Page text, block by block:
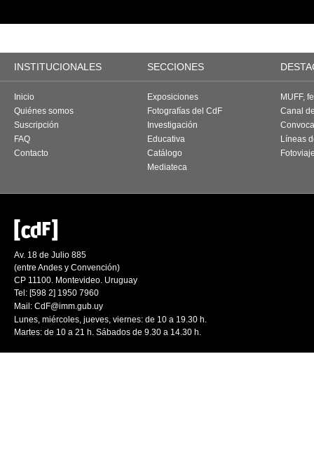
INSTITUCIONALES SECCIONES
Inicio
Quiénes somos
Suscripción
FAQ
Contacto
Exposiciones
Fotografías del CdF
Investigación
Educativa
Catálogo
Mediateca
MUFF,
Canal
Líneas
Av. 18 de Julio 885
(entre Andes y Convención)
CP 11100. Montevideo. Uruguay
Tel: [598 2] 1950 7960
Mail: CdF@imm.gub.uy
Lunes, miércoles, jueves, viernes: de 10 a 19.30 h.
Martes: de 10 a 21 h. Sábados de 9.30 a 14.30 h.